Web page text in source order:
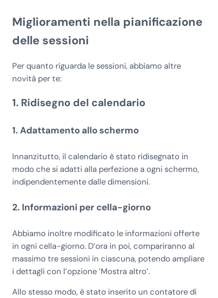
Miglioramenti nella pianificazione
delle sessioni
Per quanto riguarda le sessioni, abbiamo altre
novità per te:
1. Ridisegno del calendario
1. Adattamento allo schermo
Innanzitutto, il calendario è stato ridisegnato in
modo che si adatti alla perfezione a ogni schermo,
indipendentemente dalle dimensioni.
2. Informazioni per cella-giorno
Abbiamo inoltre modificato le informazioni offerte
in ogni cella-giorno. D’ora in poi, compariranno al
massimo tre sessioni in ciascuna, potendo ampliare
i dettagli con l’opzione ‘Mostra altro’.
Allo stesso modo, è stato inserito un contatore di